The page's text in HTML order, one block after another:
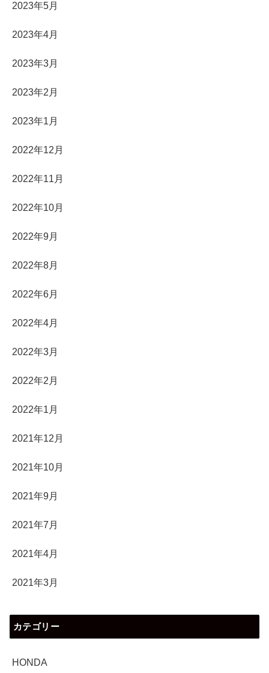
2023年5月
2023年4月
2023年3月
2023年2月
2023年1月
2022年12月
2022年11月
2022年10月
2022年9月
2022年8月
2022年6月
2022年4月
2022年3月
2022年2月
2022年1月
2021年12月
2021年10月
2021年9月
2021年7月
2021年4月
2021年3月
カテゴリー
HONDA